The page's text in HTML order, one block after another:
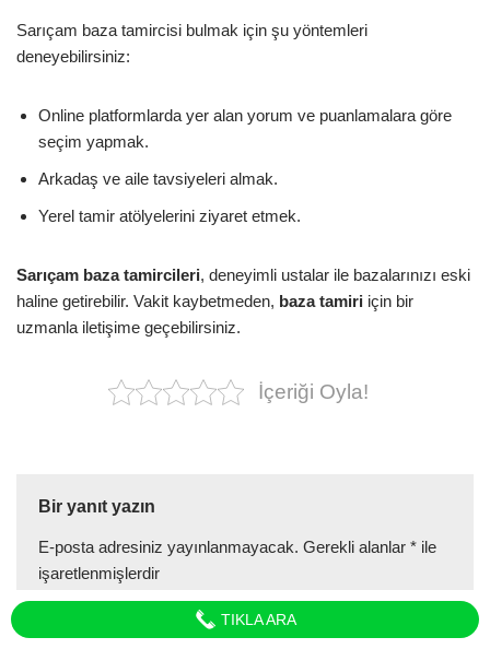
Sarıçam baza tamircisi bulmak için şu yöntemleri
deneyebilirsiniz:
Online platformlarda yer alan yorum ve puanlamalara göre
seçim yapmak.
Arkadaş ve aile tavsiyeleri almak.
Yerel tamir atölyelerini ziyaret etmek.
Sarıçam baza tamircileri, deneyimli ustalar ile bazalarınızı eski
haline getirebilir. Vakit kaybetmeden, baza tamiri için bir
uzmanla iletişime geçebilirsiniz.
İçeriği Oyla!
Bir yanıt yazın
E-posta adresiniz yayınlanmayacak. Gerekli alanlar * ile
işaretlenmişlerdir
Ad*
TIKLA ARA